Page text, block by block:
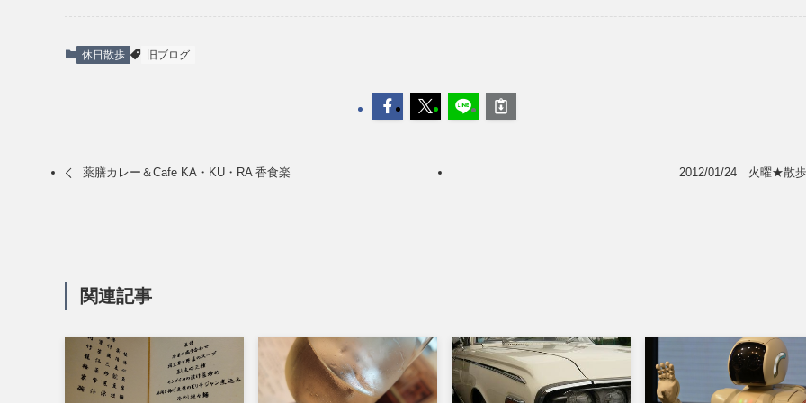
休日散歩 旧ブログ
薬膳カレー＆Cafe KA・KU・RA 香食楽 2012/01/24 火曜★散歩
関連記事